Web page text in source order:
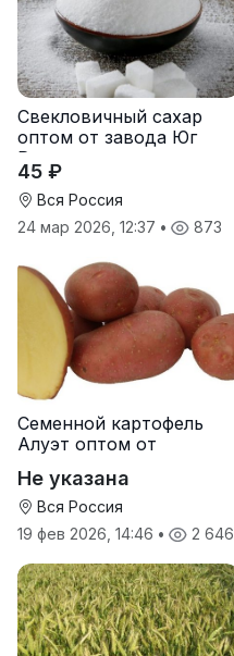
Свекловичный сахар
оптом от завода Юг
Руси
45 ₽
Вся Россия
24 мар 2026, 12:37 • 873
Семенной картофель
Алуэт оптом от
Не указана
Вся Россия
19 фев 2026, 14:46 • 2 646